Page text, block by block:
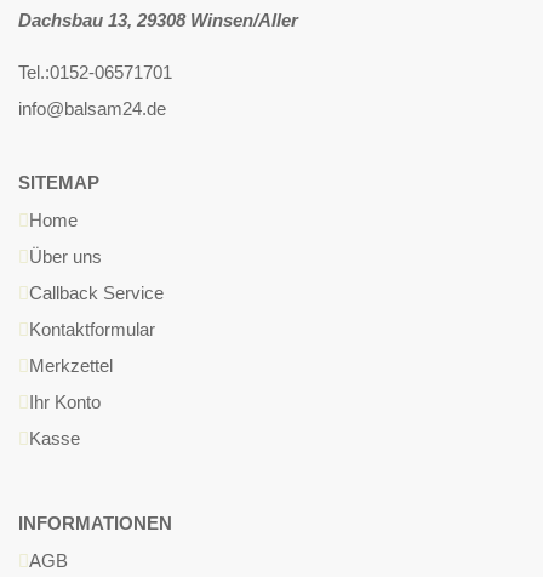
Dachsbau 13, 29308 Winsen/Aller
Tel.:0152-06571701
info@balsam24.de
SITEMAP
Home
Über uns
Callback Service
Kontaktformular
Merkzettel
Ihr Konto
Kasse
INFORMATIONEN
AGB